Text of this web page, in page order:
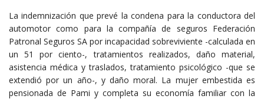
La indemnización que prevé la condena para la conductora del
automotor como para la compañía de seguros Federación
Patronal Seguros SA por incapacidad sobreviviente -calculada en
un 51 por ciento-, tratamientos realizados, daño material,
asistencia médica y traslados, tratamiento psicológico -que se
extendió por un año-, y daño moral. La mujer embestida es
pensionada de Pami y completa su economía familiar con la